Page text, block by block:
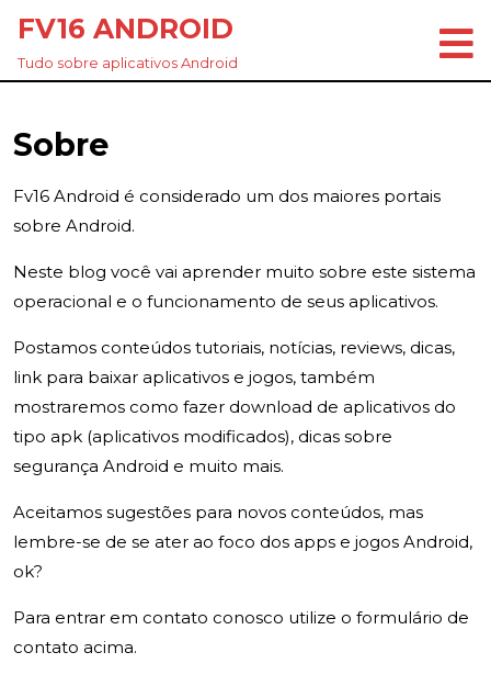
content
FV16 ANDROID
Tudo sobre aplicativos Android
Sobre
Fv16 Android é considerado um dos maiores portais
sobre Android.
Neste blog você vai aprender muito sobre este sistema
operacional e o funcionamento de seus aplicativos.
Postamos conteúdos tutoriais, notícias, reviews, dicas,
link para baixar aplicativos e jogos, também
mostraremos como fazer download de aplicativos do
tipo apk (aplicativos modificados), dicas sobre
segurança Android e muito mais.
Aceitamos sugestões para novos conteúdos, mas
lembre-se de se ater ao foco dos apps e jogos Android,
ok?
Para entrar em contato conosco utilize o formulário de
contato acima.